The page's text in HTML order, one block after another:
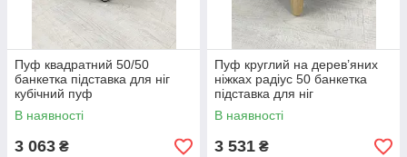
Пуф квадратний 50/50
банкетка підставка для ніг
кубічний пуф
В наявності
3 063 ₴
Пуф круглий на дерев’яних
ніжках радіус 50 банкетка
підставка для ніг
В наявності
3 531 ₴